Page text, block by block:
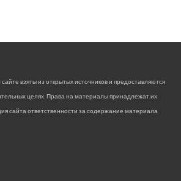
взяты из открытых источников и предоставляются
целях. Права на материалы принадлежат их
сайта ответственности за содержание материала